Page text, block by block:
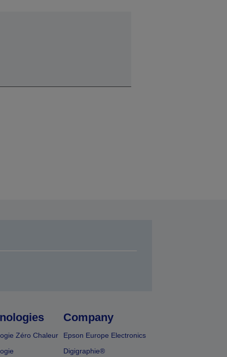
Zéro Chaleur
Company
Epson Europe Electronics
Digigraphie®